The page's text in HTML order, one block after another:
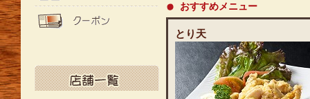
おすすめメニュー
とり天